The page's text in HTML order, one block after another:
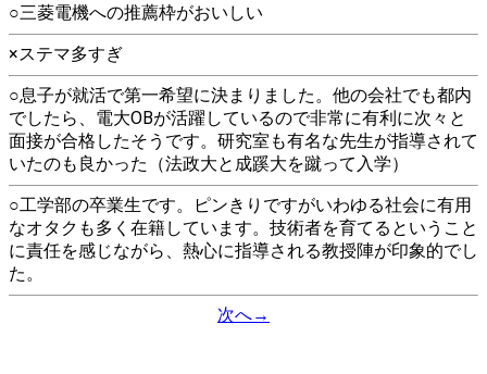
○三菱電機への推薦枠がおいしい
×ステマ多すぎ
○息子が就活で第一希望に決まりました。他の会社でも都内
でしたら、電大OBが活躍しているので非常に有利に次々と
面接が合格したそうです。研究室も有名な先生が指導されて
いたのも良かった（法政大と成蹊大を蹴って入学）
○工学部の卒業生です。ピンきりですがいわゆる社会に有用
なオタクも多く在籍しています。技術者を育てるということ
に責任を感じながら、熱心に指導される教授陣が印象的でし
た。
次へ→